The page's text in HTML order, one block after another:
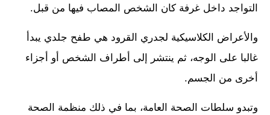
التواجد داخل غرفة كان الشخص المصاب فيها من قبل.
والأعراض الكلاسيكية لجدري القرود هي طفح جلدي يبدأ
غالبا على الوجه، ثم ينتشر إلى أطراف الشخص أو أجزاء
أخرى من الجسم.
وتبدو سلطات الصحة العامة، بما في ذلك منظمة الصحة